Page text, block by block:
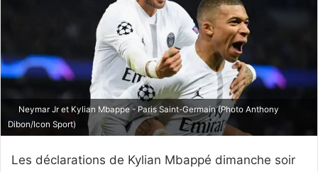
Neymar Jr et Kylian Mbappe - Paris Saint-Germain (Photo Anthony
Dibon/Icon Sport)
Les déclarations de Kylian Mbappé dimanche soir